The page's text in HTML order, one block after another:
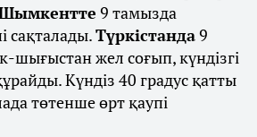
9 тамызда
сақталады.Түркістанда9
шығыстан жел соғып, күндізгі
Күндіз 40 градус қатты
төтенше өрт қаупі